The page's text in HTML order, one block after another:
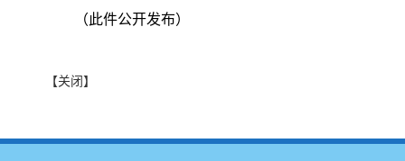
（此件公开发布）
【关闭】